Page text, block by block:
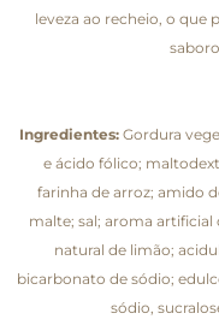
leveza ao recheio, o
Ingredientes:Gordura
e ácido fólico;
farinha de arroz; amido
malte; sal; aroma
natural de limão;
bicarbonato de sódio;
sódio,